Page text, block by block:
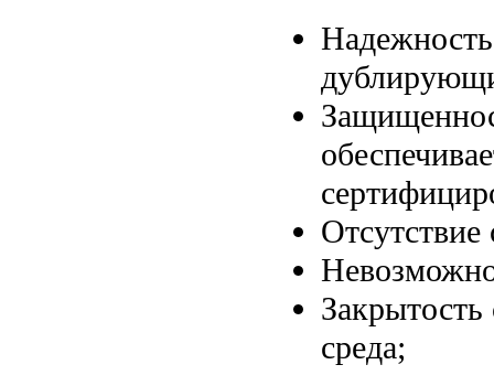
Отсутствие
Закрытость
среда;